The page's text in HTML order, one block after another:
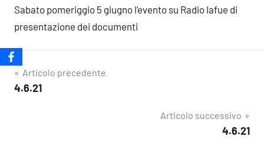
Sabato pomeriggio 5 giugno l’evento su Radio Iafue di
presentazione dei documenti
Navigazione
articoli
Articolo precedente
4.6.21
Articolo successivo
4.6.21